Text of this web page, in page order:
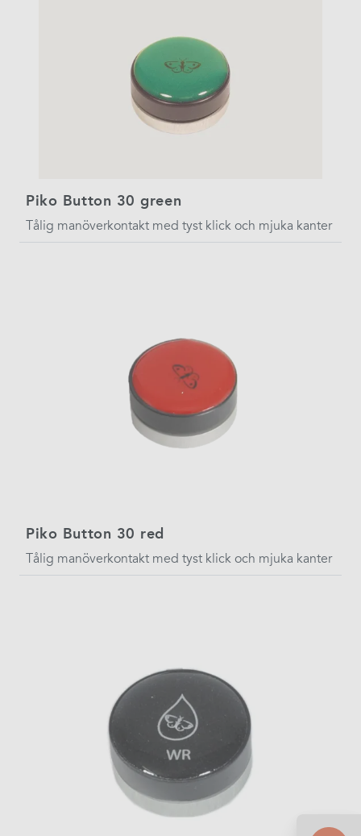
Piko Button 30 green
Tålig manöverkontakt med tyst klick och mjuka kanter
Piko Button 30 red
Tålig manöverkontakt med tyst klick och mjuka kanter